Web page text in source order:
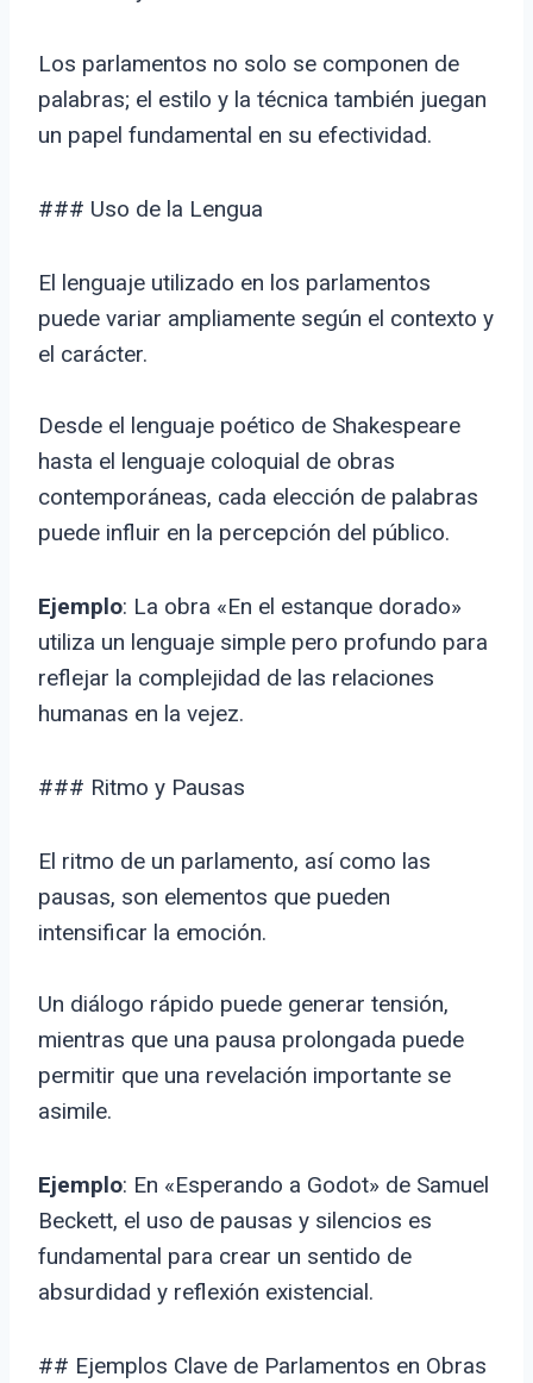
Los parlamentos no solo se componen de
palabras; el estilo y la técnica también juegan
un papel fundamental en su efectividad.
### Uso de la Lengua
El lenguaje utilizado en los parlamentos
puede variar ampliamente según el contexto y
el carácter.
Desde el lenguaje poético de Shakespeare
hasta el lenguaje coloquial de obras
contemporáneas, cada elección de palabras
puede influir en la percepción del público.
Ejemplo: La obra «En el estanque dorado»
utiliza un lenguaje simple pero profundo para
reflejar la complejidad de las relaciones
humanas en la vejez.
### Ritmo y Pausas
El ritmo de un parlamento, así como las
pausas, son elementos que pueden
intensificar la emoción.
Un diálogo rápido puede generar tensión,
mientras que una pausa prolongada puede
permitir que una revelación importante se
asimile.
Ejemplo: En «Esperando a Godot» de Samuel
Beckett, el uso de pausas y silencios es
fundamental para crear un sentido de
absurdidad y reflexión existencial.
## Ejemplos Clave de Parlamentos en Obras